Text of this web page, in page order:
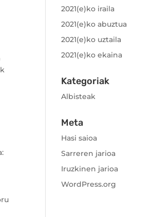
2021(e)ko iraila
2021(e)ko abuztua
2021(e)ko uztaila
2021(e)ko ekaina
Kategoriak
Albisteak
Meta
Hasi saioa
Sarreren jarioa
Iruzkinen jarioa
WordPress.org